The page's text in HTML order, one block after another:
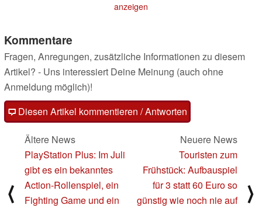
anzeigen
Kommentare
Fragen, Anregungen, zusätzliche Informationen zu diesem
Artikel? - Uns interessiert Deine Meinung (auch ohne
Anmeldung möglich)!
Diesen Artikel kommentieren / Antworten
⟨
Ältere News
PlayStation Plus: Im Juli
gibt es ein bekanntes
Action-Rollenspiel, ein
Fighting Game und ein
Neuere News
Touristen zum
Frühstück: Aufbauspiel
für 3 statt 60 Euro so
günstig wie noch nie auf
⟩